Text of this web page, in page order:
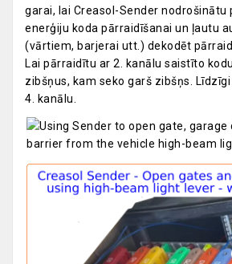
garai, lai Creasol-Sender nodrošinātu
enerģiju koda pārraidīšanai un ļautu
(vārtiem, barjerai utt.) dekodēt
Lai pārraidītu ar 2. kanālu saistīto
zibšņus, kam seko garš zibšņs.
4. kanālu.